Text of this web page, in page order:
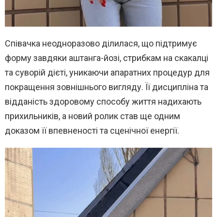
Співачка неодноразово ділилася, що підтримує
форму завдяки аштанга-йозі, стрибкам на скакалці
та суворій дієті, уникаючи апаратних процедур для
покращення зовнішнього вигляду. Її дисципліна та
відданість здоровому способу життя надихають
прихильників, а новий ролик став ще одним
доказом її впевненості та сценічної енергії.
В
и
д
е
о